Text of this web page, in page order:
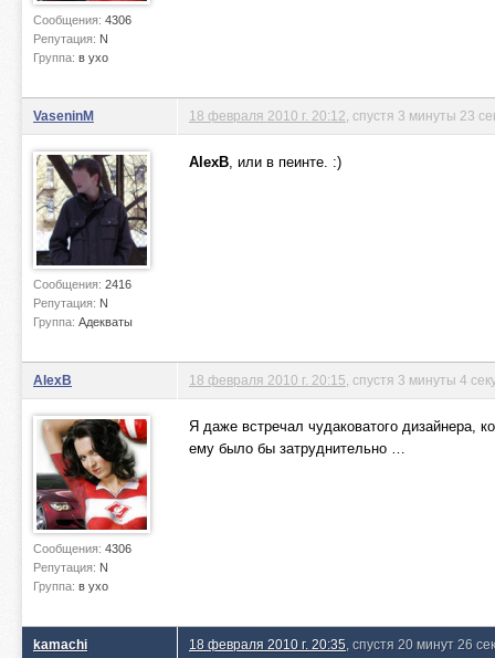
Сообщения: 4306
Репутация: N
Группа: в ухо
VaseninM
Сообщения: 2416
Репутация: N
Группа: Адекваты
18 февраля 2010 г. 20:12 , спустя 3 минуты 23
AlexB, или в пеинте. :)
AlexB
Сообщения: 4306
Репутация: N
Группа: в ухо
18 февраля 2010 г. 20:15 , спустя 3 минуты 4
Я даже встречал чудаковатого дизайнера,
ему было бы затруднительно …
kamachi 18 февраля 2010 г. 20:35 , спустя 20 минут 26